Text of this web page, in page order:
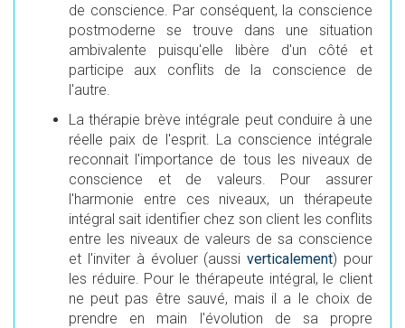
de conscience. Par conséquent, la conscience
postmoderne se trouve dans une situation
ambivalente puisqu'elle libère d'un côté et
participe aux conflits de la conscience de
l'autre.
La thérapie brève intégrale peut conduire à une
réelle paix de l'esprit. La conscience intégrale
reconnait l'importance de tous les niveaux de
conscience et de valeurs. Pour assurer
l'harmonie entre ces niveaux, un thérapeute
intégral sait identifier chez son client les conflits
entre les niveaux de valeurs de sa conscience
et l'inviter à évoluer (aussiverticalement) pour
les réduire. Pour le thérapeute intégral, le client
ne peut pas être sauvé, mais il a le choix de
prendre en main l'évolution de sa propre